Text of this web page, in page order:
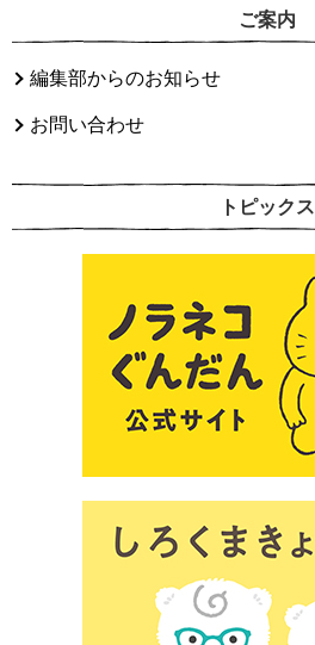
ご案内
編集部からのお知らせ
お問い合わせ
トピックス